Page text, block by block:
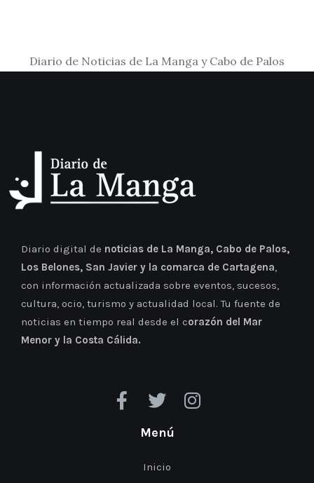
Diario de Noticias de La Manga y Cabo de Palos
Diario digital de noticias de La Manga, Cabo de Palos,
Los Belones, San Javier y la comarca de Cartagena,
con información actualizada sobre eventos, sucesos,
cultura, ocio, turismo y actualidad local. Tu fuente de
noticias en tiempo real desde el corazón del Mar
Menor y la Costa Cálida.
Menú
Inicio